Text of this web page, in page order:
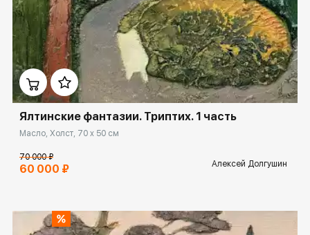
Домен: ekb.rakovgallery.ru
Ялтинские фантазии. Триптих. 1 часть
Масло, Холст, 70 x 50 см
70 000 ₽
60 000 ₽ Алексей Долгушин